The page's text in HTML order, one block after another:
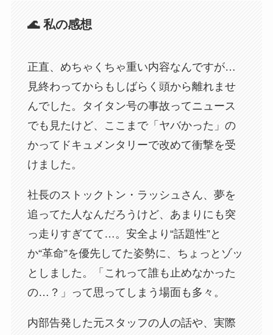
🌊 私の感想
正直、めちゃくちゃ重い内容なんですが…
見終わってからもしばらく頭から離れませ
んでした。タイタン号の事故ってニュース
でも見たけど、ここまで「ヤバかった」の
かってドキュメンタリーで改めて衝撃を受
けました。
社長のストックトン・ラッシュさん、夢を
追ってた人なんだろうけど、あまりにも突
っ走りすぎてて…。安全より“話題性”と
か“革命”を優先してた姿勢に、ちょっとゾッ
としました。「これって誰も止めなかった
の…？」って思ってしまう場面も多々。
内部告発した元スタッフの人の話や、実際